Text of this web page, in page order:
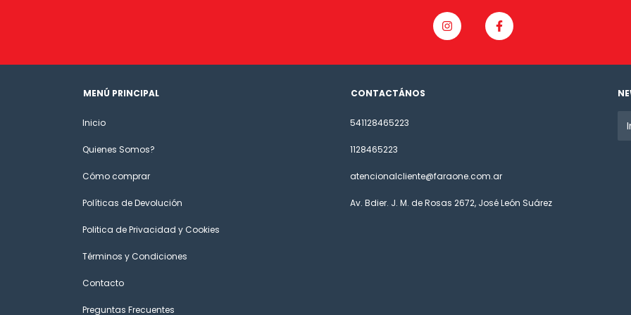
MENÚ PRINCIPAL
Inicio
Quienes Somos?
Cómo comprar
Políticas de Devolución
Politica de Privacidad y Cookies
Términos y Condiciones
Contacto
Preguntas Frecuentes
CONTACTÁNOS
541128465223
1128465223
atencionalcliente@faraone.com.ar
Av. Bdier. J. M. de Rosas 2672, José León Suárez